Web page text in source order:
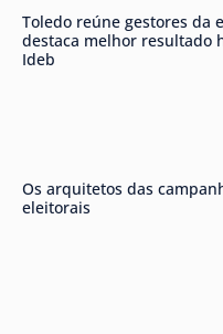
Toledo reúne gestores da
destaca melhor resultado
Ideb
Os arquitetos das
eleitorais